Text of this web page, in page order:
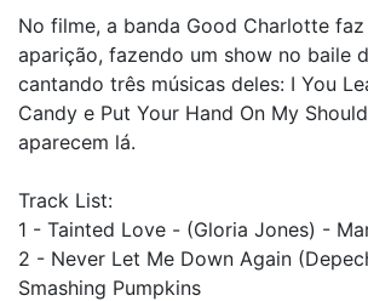
No filme, a banda Good Charlotte faz
aparição, fazendo um show no baile
cantando três músicas deles: I You
Candy e Put Your Hand On My
aparecem lá.
Track List:
1 - Tainted Love - (Gloria Jones) -
2 - Never Let Me Down Again
Smashing Pumpkins